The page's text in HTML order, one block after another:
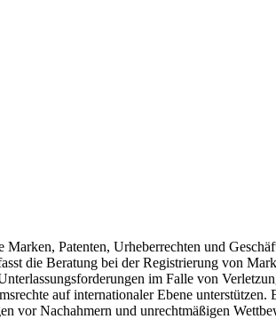
Patenten, Urheberrechten und
die Beratung bei der Registrierung von
im Falle von
auf internationaler Ebene
vor Nachahmern und unrechtmäßigen